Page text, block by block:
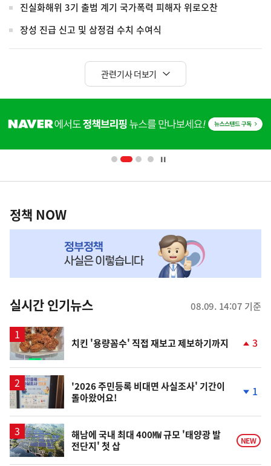
진실화해위 3기 출범 계기 국가폭력 피해자 위로오찬
장성 진급 신고 및 삼정검 수치 수여식
관련기사 더보기
단
영
책
NOW,
뉴
스
정책 NOW
실시간 인기뉴스 08.09. 14:07 기준
치킨 '용량꼼수' 직접 재보고 제보하기까지 3
'2026 주민등록 비대면 사실조사' 기간이
돌아왔어요!
락
1
해남에 국내 최대 400㎿ 규모 '태양광 발
전단지' 첫 삽
NEW